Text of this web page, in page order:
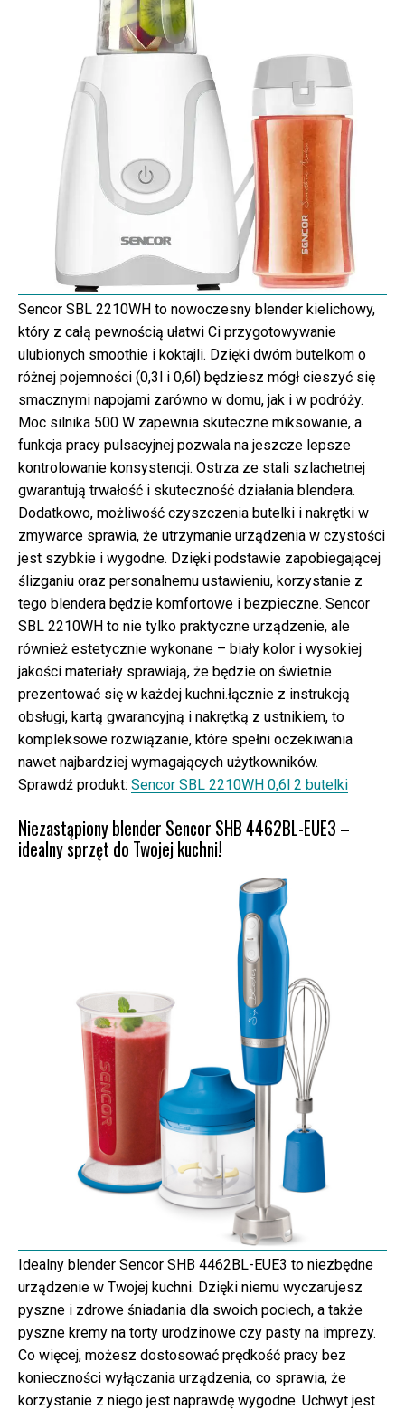
Sencor SBL 2210WH to nowoczesny blender kielichowy,
który z całą pewnością ułatwi Ci przygotowywanie
ulubionych smoothie i koktajli. Dzięki dwóm butelkom o
różnej pojemności (0,3l i 0,6l) będziesz mógł cieszyć się
smacznymi napojami zarówno w domu, jak i w podróży.
Moc silnika 500 W zapewnia skuteczne miksowanie, a
funkcja pracy pulsacyjnej pozwala na jeszcze lepsze
kontrolowanie konsystencji. Ostrza ze stali szlachetnej
gwarantują trwałość i skuteczność działania blendera.
Dodatkowo, możliwość czyszczenia butelki i nakrętki w
zmywarce sprawia, że utrzymanie urządzenia w czystości
jest szybkie i wygodne. Dzięki podstawie zapobiegającej
ślizganiu oraz personalnemu ustawieniu, korzystanie z
tego blendera będzie komfortowe i bezpieczne. Sencor
SBL 2210WH to nie tylko praktyczne urządzenie, ale
również estetycznie wykonane – biały kolor i wysokiej
jakości materiały sprawiają, że będzie on świetnie
prezentować się w każdej kuchni.łącznie z instrukcją
obsługi, kartą gwarancyjną i nakrętką z ustnikiem, to
kompleksowe rozwiązanie, które spełni oczekiwania
nawet najbardziej wymagających użytkowników.
Sprawdź produkt: Sencor SBL 2210WH 0,6l 2 butelki
Niezastąpiony blender Sencor SHB 4462BL-EUE3 –
idealny sprzęt do Twojej kuchni!
Idealny blender Sencor SHB 4462BL-EUE3 to niezbędne
urządzenie w Twojej kuchni. Dzięki niemu wyczarujesz
pyszne i zdrowe śniadania dla swoich pociech, a także
pyszne kremy na torty urodzinowe czy pasty na imprezy.
Co więcej, możesz dostosować prędkość pracy bez
konieczności wyłączania urządzenia, co sprawia, że
korzystanie z niego jest naprawdę wygodne. Uchwyt jest